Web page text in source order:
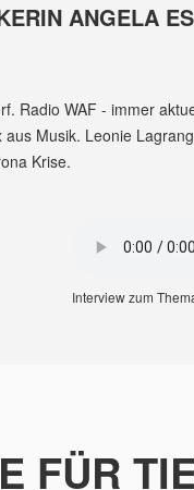
ANGELA
Radio WAF - immer
Musik. Leonie
Krise.
Interview zum
FÜR